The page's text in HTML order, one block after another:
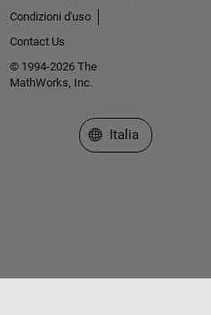
Condizioni d'uso
Contact Us
© 1994-2026 The
MathWorks, Inc.
Seleziona un sito web
Italia